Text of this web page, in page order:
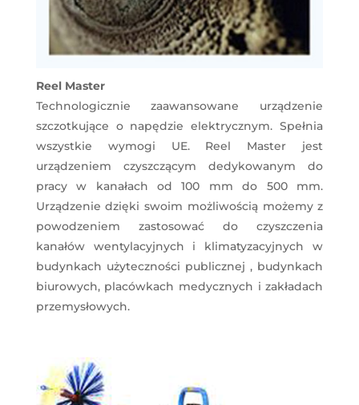
Reel Master
Technologicznie zaawansowane urządzenie
szczotkujące o napędzie elektrycznym. Spełnia
wszystkie wymogi UE. Reel Master jest
urządzeniem czyszczącym dedykowanym do
pracy w kanałach od 100 mm do 500 mm.
Urządzenie dzięki swoim możliwością możemy z
powodzeniem zastosować do czyszczenia
kanałów wentylacyjnych i klimatyzacyjnych w
budynkach użyteczności publicznej , budynkach
biurowych, placówkach medycznych i zakładach
przemysłowych.